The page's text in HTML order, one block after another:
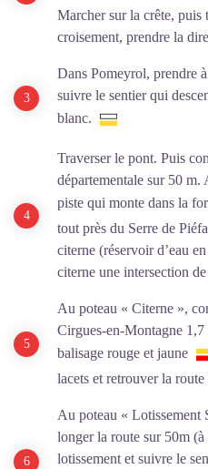
Marcher sur la crête, puis
croisement, prendre la
Dans Pomeyrol, prendre
suivre le sentier qui
blanc.
Traverser le pont. Puis
départementale sur 50 m.
piste qui monte dans la
tout près du Serre de
citerne (réservoir d’eau
citerne une intersection
Au poteau « Citerne »,
Cirgues-en-Montagne
balisage rouge et jaune
lacets et retrouver la
Au poteau « Lotissement
longer la route sur 50m
lotissement et suivre le